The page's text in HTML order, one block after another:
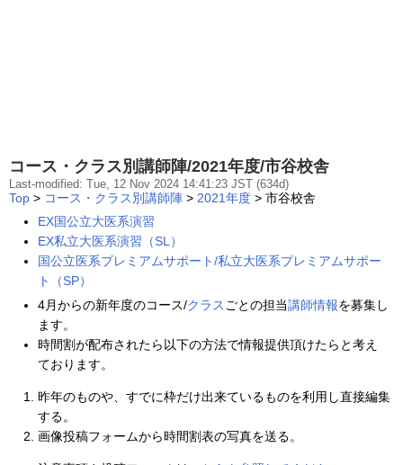
コース・クラス別講師陣/2021年度/市谷校舎
Last-modified: Tue, 12 Nov 2024 14:41:23 JST (634d)
Top > コース・クラス別講師陣 > 2021年度 > 市谷校舎
EX国公立大医系演習
EX私立大医系演習（SL）
国公立医系プレミアムサポート/私立大医系プレミアムサポー
ト（SP）
4月からの新年度のコース/クラス ごとの担当講師情報を募集し
ます。
時間割が配布されたら以下の方法で情報提供頂けたらと考え
ております。
昨年のものや、すでに枠だけ出来ているものを利用し直接編集
する。
画像投稿フォームから時間割表の写真を送る。